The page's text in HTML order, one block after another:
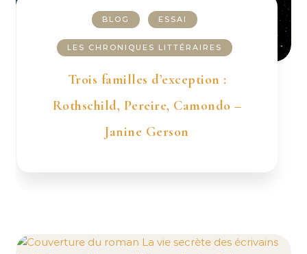
BLOG ESSAI
LES CHRONIQUES LITTÉRAIRES
Trois familles d’exception :
Rothschild, Pereire, Camondo –
Janine Gerson